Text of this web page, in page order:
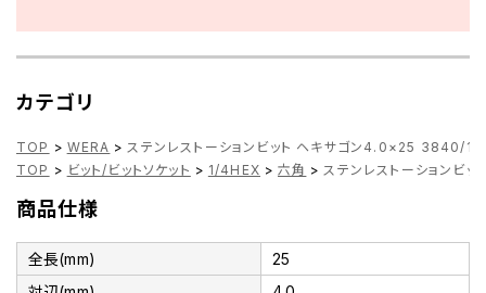
カテゴリ
TOP > WERA > ステンレストーションビット ヘキサゴン4.0×25 3840/1
TOP > ビット/ビットソケット > 1/4HEX > 六角 > ステンレストーション
商品仕様
全長(mm)
25